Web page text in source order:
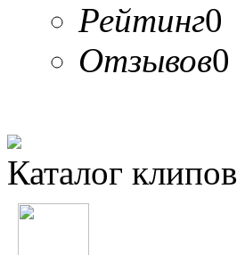
Рейтинг0
Отзывов0
Каталог клипов